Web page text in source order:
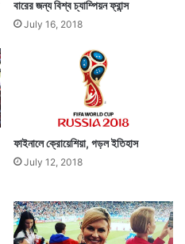
বারের জন্য বিশ্ব চ্যাম্পিয়ন ফ্রান্স
July 16, 2018
ফাইনালে ক্রোয়েশিয়া, গড়ল ইতিহাস
July 12, 2018